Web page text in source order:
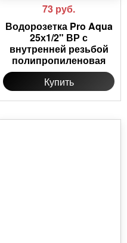
73 руб.
Водорозетка Pro Aqua
25х1/2" ВР с
внутренней резьбой
полипропиленовая
Купить